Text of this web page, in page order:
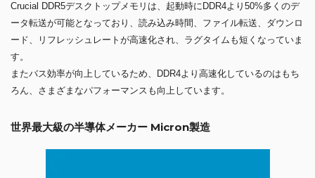
Crucial DDR5デスクトップメモリは、起動時にDDR4より50%多くのデ
ータ転送が可能となっており、読み込み時間、ファイル転送、ダウンロ
ード、リフレッシュレートが高速化され、ラグタイムも短くなっていま
す。
またバス効率が向上しているため、DDR4より高速化しているのはもち
ろん、さまざまなパフォーマンスも向上しています。
世界最大級の半導体メーカー Micron製造